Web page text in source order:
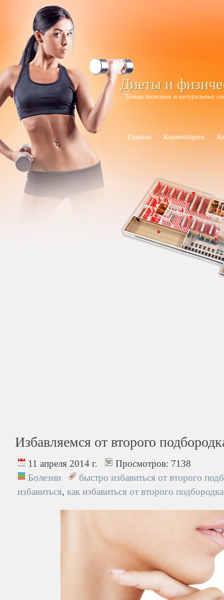
Диеты и
Только полезные и натуральные
Главная Комментарии
Избавляемся от второго
11 апреля 2014 г. Просмотров: 7138
Болезни
быстро избавиться от второго
избавиться, как избавиться от второго подбородка